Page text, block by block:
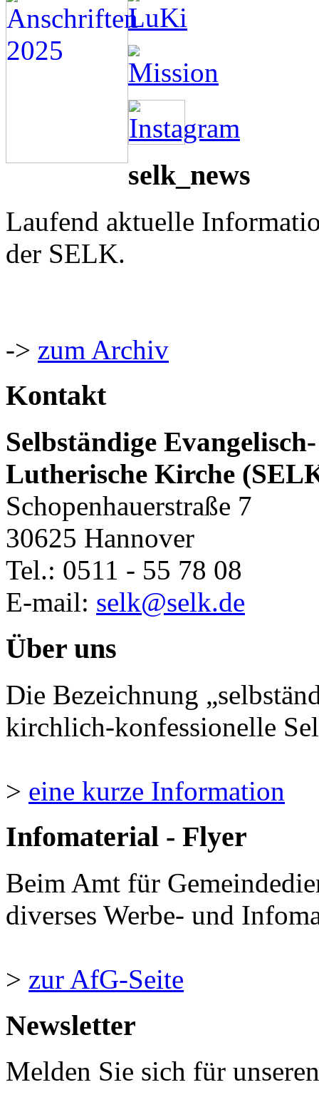
selk_news
Laufend aktuelle
der SELK.
-> zum Archiv
Kontakt
Selbständige Evangelisch-
Lutherische Kirche
Schopenhauerstraße 7
30625 Hannover
Tel.: 0511 - 55 78 08
E-mail: selk@selk.de
Über uns
Die Bezeichnung
kirchlich-konfessionelle
> eine kurze Information
Infomaterial - Flyer
Beim Amt für
diverses Werbe- und
> zur AfG-Seite
Newsletter
Melden Sie sich für